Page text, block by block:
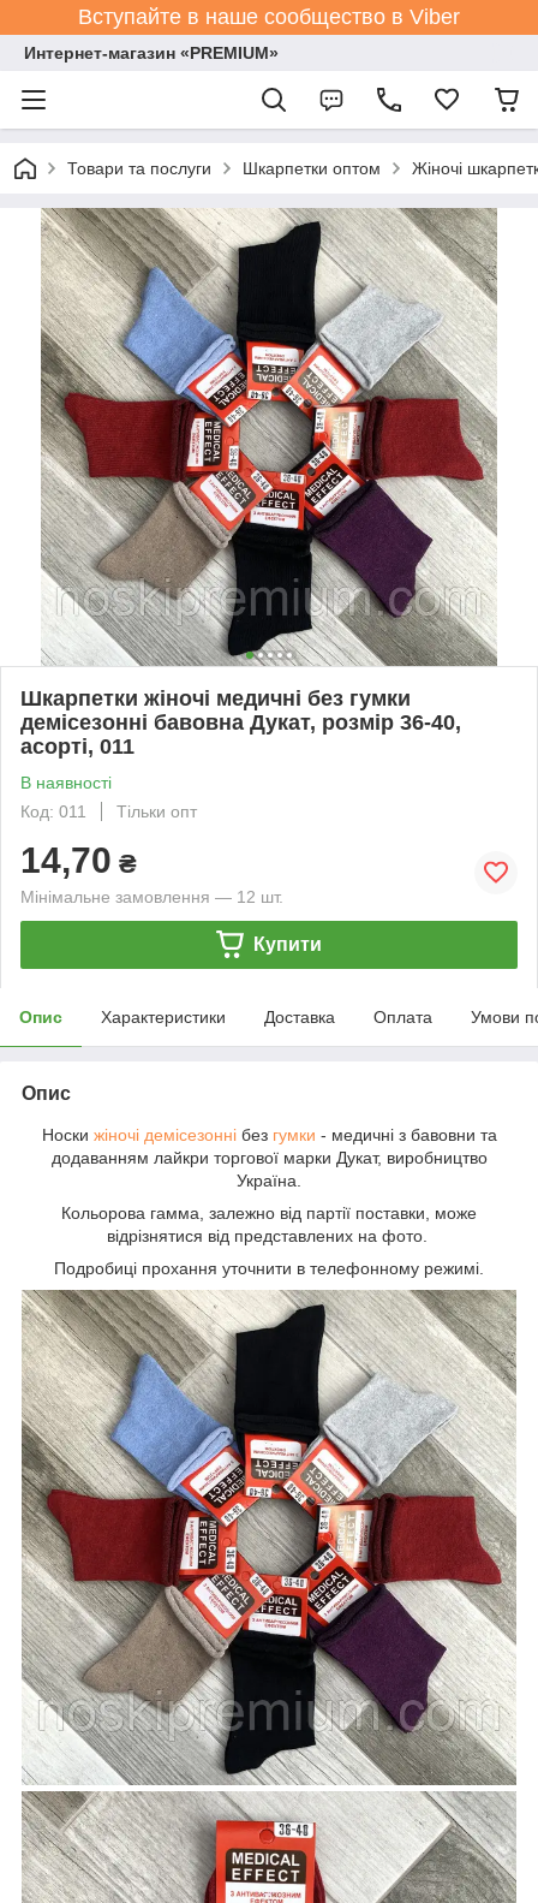
Вступайте в наше сообщество в Viber
Интернет-магазин «PREMIUM»
Товари та послуги Шкарпетки оптом Жіночі
Шкарпетки жіночі медичні без гумки
демісезонні бавовна Дукат, розмір 36-40,
асорті, 011
В наявності
Код: 011
Тільки опт
14,70 ₴
Мінімальне замовлення — 12 шт.
Купити
Опис Характеристики Доставка Оплата Умови
Опис
Носки жіночі демісезоннібез гумки - медичні з бавовни та
додаванням лайкри торгової марки Дукат, виробництво
Україна.
Кольорова гамма, залежно від партії поставки, може
відрізнятися від представлених на фото.
Подробиці прохання уточнити в телефонному режимі.